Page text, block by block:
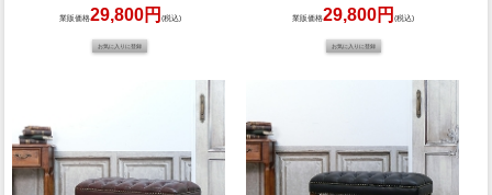
業販価格29,800円 (税込) 業販価格29,800円(税込)